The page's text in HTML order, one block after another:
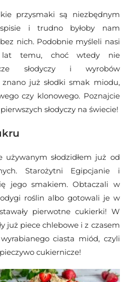
przysmaki są niezbędnym
i trudno byłoby nam
nich. Podobnie myśleli nasi
lat temu, choć wtedy nie
słodyczy i wyrobów
już słodki smak miodu,
czy klonowego. Poznajcie
słodyczy na świecie!
używanym słodzidłem już od
Starożytni Egipcjanie i
jego smakiem. Obtaczali w
roślin albo gotowali je w
pierwotne cukierki! W
już piece chlebowe i z czasem
ciasta miód, czyli
cukiernicze!